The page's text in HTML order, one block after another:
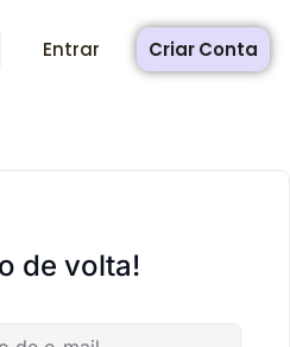
Entrar Criar Conta
de volta!